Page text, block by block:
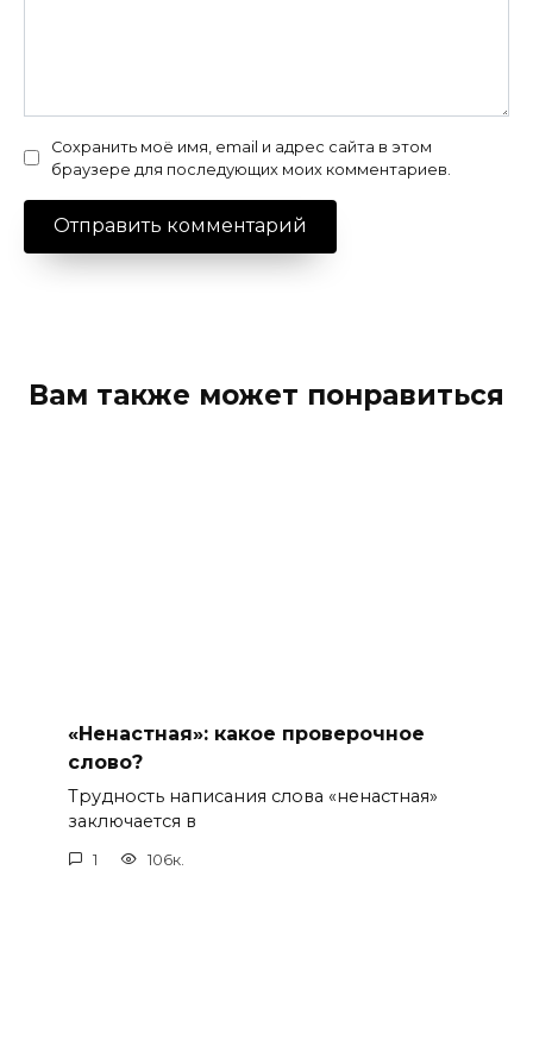
Сохранить моё имя, email и адрес сайта в этом
браузере для последующих моих комментариев.
Вам также может понравиться
«Ненастная»: какое проверочное
слово?
Трудность написания слова «ненастная»
заключается в
1 106к.